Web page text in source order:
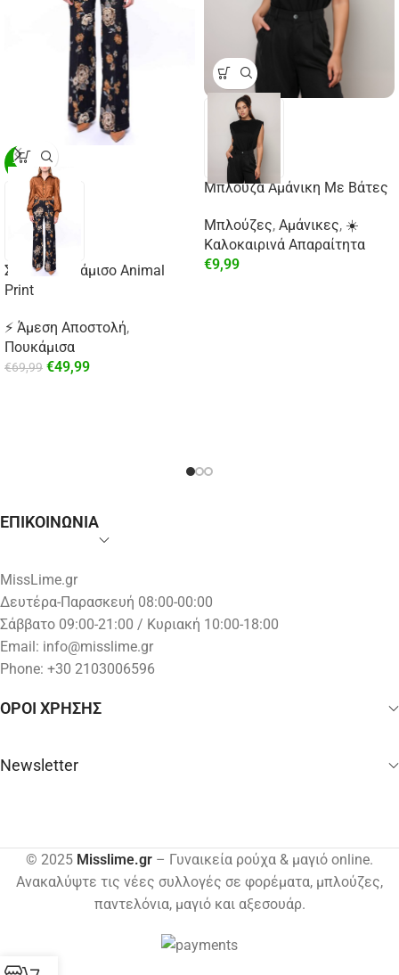
-29%
Σατέν Πουκάμισο Animal
Print
⚡ Άμεση Αποστολή,
Πουκάμισα
€69,99 €49,99
Μπλούζα Αμάνικη Με Βάτες
Μπλούζες, Αμάνικες, ☀️
Καλοκαιρινά Απαραίτητα
€9,99
ΕΠΙΚΟΙΝΩΝΙΑ
MissLime.gr
Δευτέρα-Παρασκευή 08:00-00:00
Σάββατο 09:00-21:00 / Κυριακή 10:00-18:00
Email: info@misslime.gr
Phone: +30 2103006596
ΟΡΟΙ ΧΡΗΣΗΣ
Newsletter
© 2025 Misslime.gr – Γυναικεία ρούχα & μαγιό online.
Ανακαλύψτε τις νέες συλλογές σε φορέματα, μπλούζες,
παντελόνια, μαγιό και αξεσουάρ.